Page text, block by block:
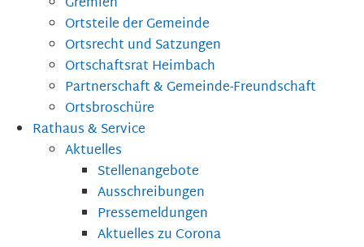
Ortsteile der Gemeinde
Ortsrecht und Satzungen
Ortschaftsrat Heimbach
Partnerschaft & Gemeinde-Freundschaft
Ortsbroschüre
Rathaus & Service
Aktuelles
Stellenangebote
Ausschreibungen
Pressemeldungen
Aktuelles zu Corona